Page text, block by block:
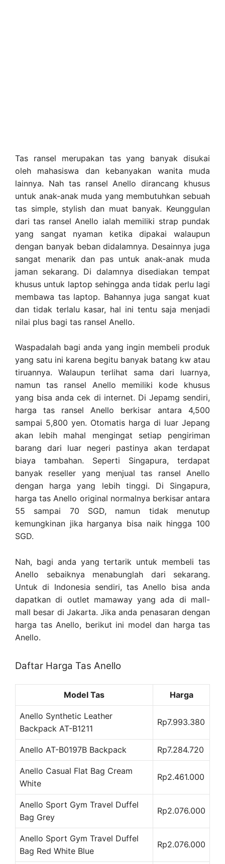
Tas ransel merupakan tas yang banyak disukai
oleh mahasiswa dan kebanyakan wanita muda
lainnya. Nah tas ransel Anello dirancang khusus
untuk anak-anak muda yang membutuhkan sebuah
tas simple, stylish dan muat banyak. Keunggulan
dari tas ransel Anello ialah memiliki strap pundak
yang sangat nyaman ketika dipakai walaupun
dengan banyak beban didalamnya. Desainnya juga
sangat menarik dan pas untuk anak-anak muda
jaman sekarang. Di dalamnya disediakan tempat
khusus untuk laptop sehingga anda tidak perlu lagi
membawa tas laptop. Bahannya juga sangat kuat
dan tidak terlalu kasar, hal ini tentu saja menjadi
nilai plus bagi tas ransel Anello.
Waspadalah bagi anda yang ingin membeli produk
yang satu ini karena begitu banyak batang kw atau
tiruannya. Walaupun terlihat sama dari luarnya,
namun tas ransel Anello memiliki kode khusus
yang bisa anda cek di internet. Di Jepamg sendiri,
harga tas ransel Anello berkisar antara 4,500
sampai 5,800 yen. Otomatis harga di luar Jepang
akan lebih mahal mengingat setiap pengiriman
barang dari luar negeri pastinya akan terdapat
biaya tambahan. Seperti Singapura, terdapat
banyak reseller yang menjual tas ransel Anello
dengan harga yang lebih tinggi. Di Singapura,
harga tas Anello original normalnya berkisar antara
55 sampai 70 SGD, namun tidak menutup
kemungkinan jika harganya bisa naik hingga 100
SGD.
Nah, bagi anda yang tertarik untuk membeli tas
Anello sebaiknya menabunglah dari sekarang.
Untuk di Indonesia sendiri, tas Anello bisa anda
dapatkan di outlet mamaway yang ada di mall-
mall besar di Jakarta. Jika anda penasaran dengan
harga tas Anello, berikut ini model dan harga tas
Anello.
Daftar Harga Tas Anello
Model Tas Harga
Anello Synthetic Leather
Backpack AT-B1211
Rp7.993.380
Anello AT-B0197B Backpack Rp7.284.720
Anello Casual Flat Bag Cream
White
Rp2.461.000
Anello Sport Gym Travel Duffel
Bag Grey
Rp2.076.000
Anello Sport Gym Travel Duffel
Bag Red White Blue
Rp2.076.000